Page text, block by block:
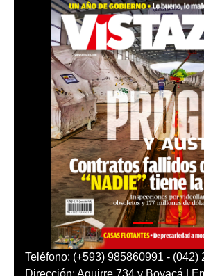
Teléfono: (+593) 985860991 - (042)